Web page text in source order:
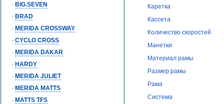
- BIG.SEVEN
- BRAD
- MERIDA CROSSWAY
- CYCLO CROSS
- MERIDA DAKAR
- HARDY
- MERIDA JULIET
- MERIDA MATTS
- MATTS TFS
Каретка
Кассета
Количество скоростей
Манетки
Материал рамы
Размер рамы
Рама
Система